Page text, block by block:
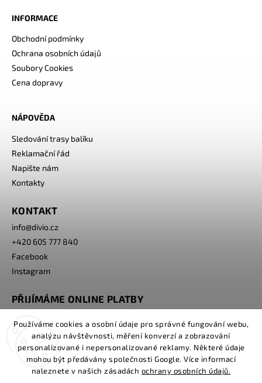
Používáme cookies a osobní údaje pro správné fungování webu,
analýzu návštěvnosti, měření konverzí a zobrazování
personalizované i nepersonalizované reklamy. Některé údaje
mohou být předávány společnosti Google. Více informací
naleznete v našich zásadách ochrany osobních údajů.
INFORMACE
Obchodní podmínky
Ochrana osobních údajů
Soubory Cookies
Cena dopravy
NÁPOVĚDA
Sledování trasy balíku
Reklamační řád
Napište nám
Kontakty
KONTAKT
info@divio.cz
+420 605 777 840
Facebook
Instagram
PŘIJÍMÁME ONLINE PLATBY